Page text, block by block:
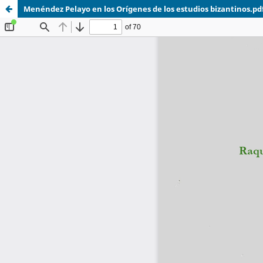
Menéndez Pelayo en los Orígenes de los estudios